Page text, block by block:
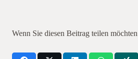
Wenn Sie diesen Beitrag teilen möchten